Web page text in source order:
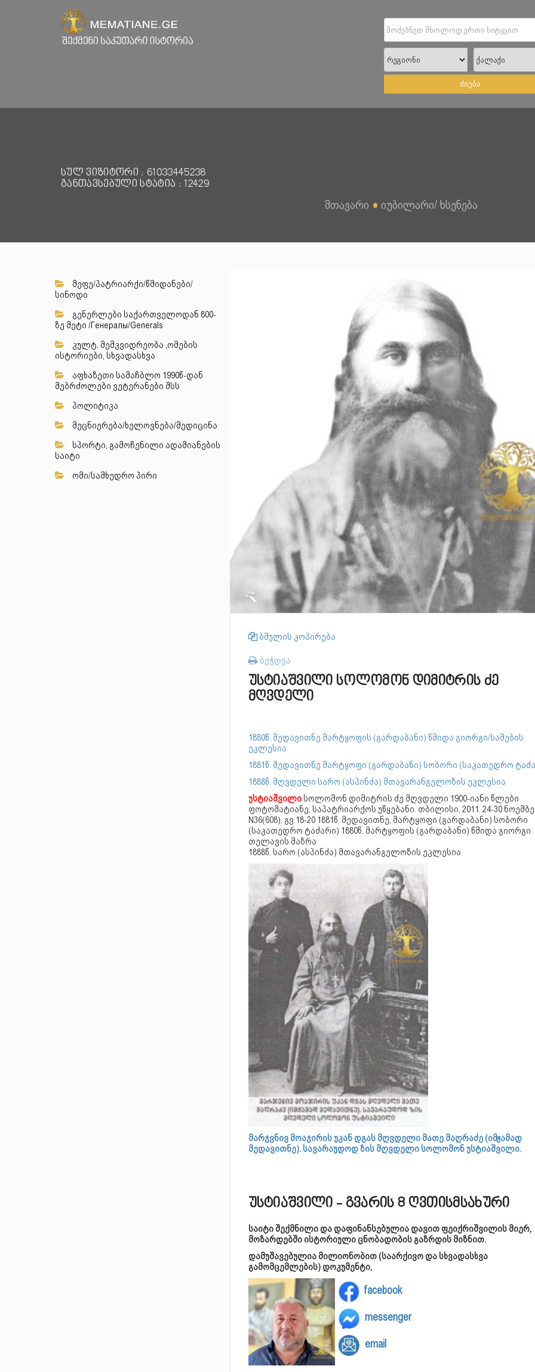
ძიება
სულ ვიზიტორი : 61033445238
განთავსებული სტატია : 12429
მთავარი ● იუბილარი/ ხსენება
მეფე/პატრიარქი/წმიდანები/
სინოდი
გენერლები საქართველოდან 800-
ზე მეტი /Генералы/Generals
კულტ. მემკვიდრეობა ,ომების
ისტორიები, სხვადასხვა
აფხაზეთი სამაჩბლო 1990წ-დან
მებრძოლები ვეტერანები შსს
პოლიტიკა
მეცნიერება/ხელოვნება/მედიცინა
სპორტი, გამოჩენილი ადამიანების
საიტი
ომი/სამხედრო პირი
ბმულის კოპირება
ბეჭდვა
უსტიაშვილი სოლომონ დიმიტრის ძე
მღვდელი
1880წ. მედავითნე მარტყოფის (გარდაბანი) წმიდა გიორგი/სამების
ეკლესია
1881წ. მედავითნე მარტყოფი (გარდაბანი) სობორი (საკათედრო
1888წ. მღვდელი სარო (ასპინძა) მთავარანგელოზის ეკლესია
უსტიაშვილისოლომონ დიმიტრის ძე მღვდელი 1900-იანი წლები
ფოტომატიანე, საპატრიარქოს უწყებანი. თბილისი, 2011. 24-30
N36(608), გვ.18-20 1881წ. მედავითნე, მარტყოფი (გარდაბანი) სობორი
(საკათედრო ტაძარი) 1880წ. მარტყოფის (გარდაბანი) წმიდა გიორგი
თელავის მაზრა
1888წ. სარო (ასპინძა) მთავარანგელოზის ეკლესია
მარჯვნივ მოაჯირის უკან დგას მღვდელი მათე მაღრაძე (იმჟამად
მედავითნე). სავარაუდოდ ზის მღვდელი სოლომონ უსტიაშვილი.
უსტიაშვილი - გვარის 8 ღვთისმსახური
საიტი შექმნილი და დაფინანსებულია დავით ფეიქრიშვილის მიერ,
მოზარდებში ისტორიული ცნობადობის გაზრდის მიზნით.
დამუშავებულია მილიონობით (საარქივო და სხვადასხვა
გამომცემლების) დოკუმენტი,
facebook
messenger
email